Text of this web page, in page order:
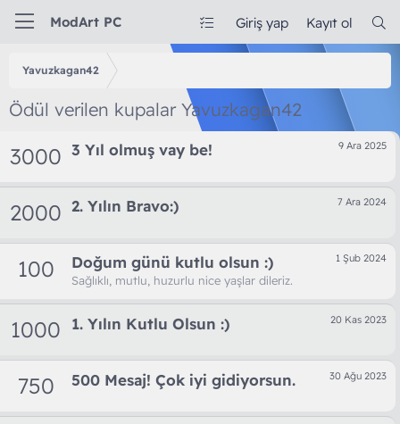
ModArt PC Giriş yap Kayıt ol
Yavuzkagan42
Ödül verilen kupalar Yavuzkagan42
3000 9 Ara 2025
3 Yıl olmuş vay be!
2000 7 Ara 2024
2. Yılın Bravo:)
100 1 Şub 2024
Doğum günü kutlu olsun :)
Sağlıklı, mutlu, huzurlu nice yaşlar dileriz.
1000 20 Kas 2023
1. Yılın Kutlu Olsun :)
750 30 Ağu 2023
500 Mesaj! Çok iyi gidiyorsun.